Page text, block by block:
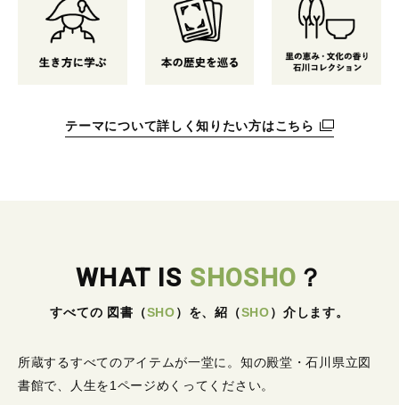
テーマについて詳しく知りたい方はこちら
WHAT IS SHOSHO ？
すべての 図書 （SHO） を、紹 （SHO） 介します。
所蔵するすべてのアイテムが一堂に。 知の殿堂・石川県立図
書館で、人生を1ページめくってください。